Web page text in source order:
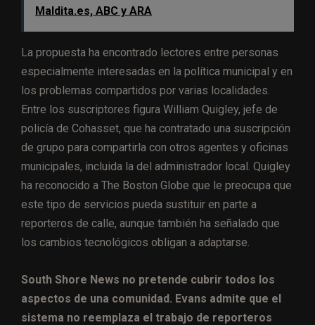
Maldita.es, ABC y ARA
La propuesta ha encontrado lectores entre personas
especialmente interesadas en la política municipal y en
los problemas compartidos por varias localidades.
Entre los suscriptores figura William Quigley, jefe de
policía de Cohasset, que ha contratado una suscripción
de grupo para compartirla con otros agentes y oficinas
municipales, incluida la del administrador local. Quigley
ha reconocido a The Boston Globe que le preocupa que
este tipo de servicios pueda sustituir en parte a
reporteros de calle, aunque también ha señalado que
los cambios tecnológicos obligan a adaptarse.
South Shore News no pretende cubrir todos los
aspectos de una comunidad. Evans admite que el
sistema no reemplaza el trabajo de reporteros